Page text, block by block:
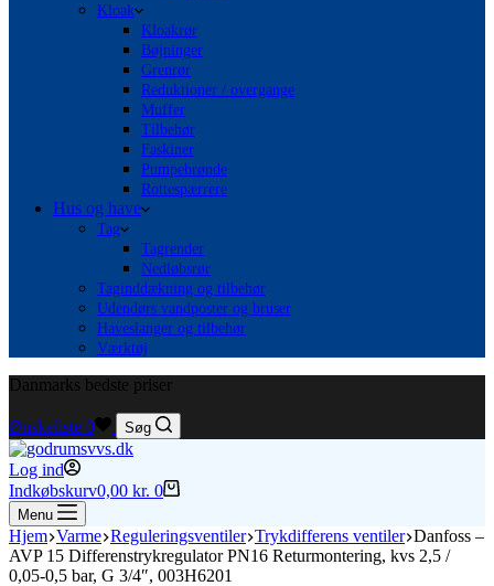
Kloak
Kloakrør
Bøjninger
Grenrør
Reduktioner / overgange
Muffer
Tilbehør
Faskiner
Pumpebrønde
Rottespærrere
Hus og have
Tag
Tagrender
Nedløbsrør
Taginddækning og tilbehør
Udendørs vandposter og bruser
Haveslanger og tilbehør
Værktøj
Danmarks bedste priser
Ønskeliste 0 Søg
Log ind
Indkøbskurv0,00 kr. 0
Menu
Hjem Varme Reguleringsventiler Trykdifferens ventiler Danfoss –
AVP 15 Differenstrykregulator PN16 Returmontering, kvs 2,5 /
0,05-0,5 bar, G 3/4″, 003H6201